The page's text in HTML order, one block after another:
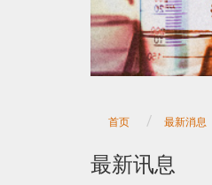
首页 最新消息
最新讯息